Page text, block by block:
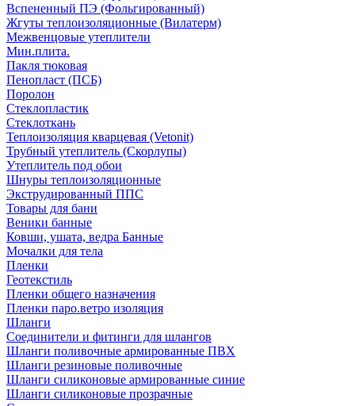
Вспененный ПЭ (Фольгированный)
Жгуты теплоизоляционные (Вилатерм)
Межвенцовые утеплители
Мин.плита.
Пакля тюковая
Пенопласт (ПСБ)
Поролон
Стеклопластик
Стеклоткань
Теплоизоляция кварцевая (Vetonit)
Трубный утеплитель (Скорлупы)
Утеплитель под обои
Шнуры теплоизоляционные
Экструдированный ППС
Товары для бани
Веники банные
Ковши, ушата, ведра Банные
Мочалки для тела
Пленки
Геотекстиль
Пленки общего назначения
Пленки паро.ветро изоляция
Шланги
Соединители и фитинги для шлангов
Шланги поливочные армированные ПВХ
Шланги резиновые поливочные
Шланги силиконовые армированные синие
Шланги силиконовые прозрачные